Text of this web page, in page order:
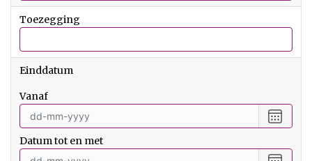
Toezegging
Einddatum
vanaf
een
vanaf
Datum tot en met